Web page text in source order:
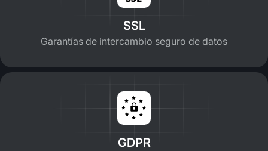
SSL
Garantías de intercambio seguro de datos
GDPR